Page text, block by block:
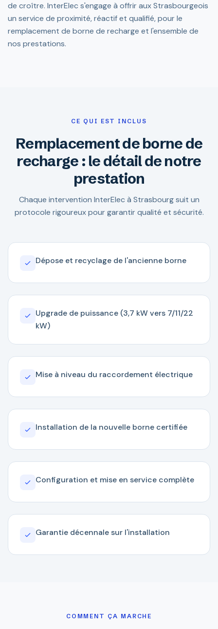
de croître. InterElec s'engage à offrir aux Strasbourgeois
un service de proximité, réactif et qualifié, pour le
remplacement de borne de recharge et l'ensemble de
nos prestations.
CE QUI EST INCLUS
Remplacement de borne de
recharge : le détail de notre
prestation
Chaque intervention InterElec à Strasbourg suit un
protocole rigoureux pour garantir qualité et sécurité.
Dépose et recyclage de l'ancienne borne
Upgrade de puissance (3,7 kW vers 7/11/22
kW)
Mise à niveau du raccordement électrique
Installation de la nouvelle borne certifiée
Configuration et mise en service complète
Garantie décennale sur l'installation
COMMENT ÇA MARCHE